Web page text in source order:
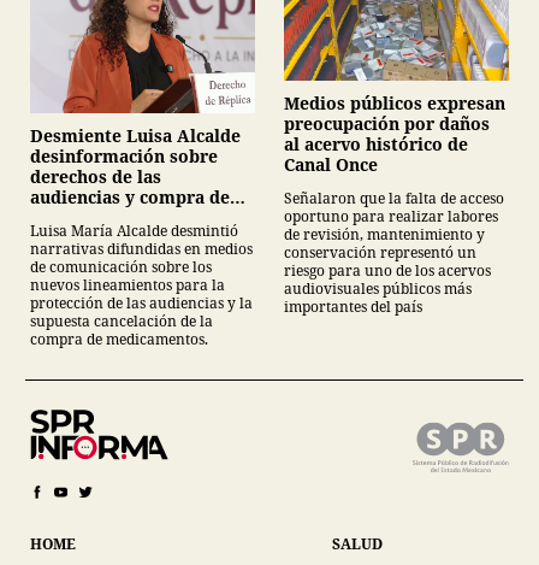
Desmiente Luisa Alcalde
desinformación sobre
derechos de las
audiencias y compra de
Luisa María Alcalde desmintió
narrativas difundidas en medios
de comunicación sobre los
nuevos lineamientos para la
protección de las audiencias y la
supuesta cancelación de la
compra de medicamentos.
Medios públicos expresan
preocupación por daños
al acervo histórico de
Canal Once
Señalaron que la falta de acceso
oportuno para realizar labores
de revisión, mantenimiento y
conservación representó un
riesgo para uno de los acervos
audiovisuales públicos más
importantes del país
HOME SALUD